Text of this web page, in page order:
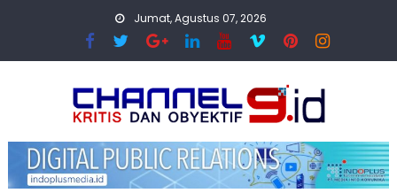
Jumat, Agustus 07, 2026